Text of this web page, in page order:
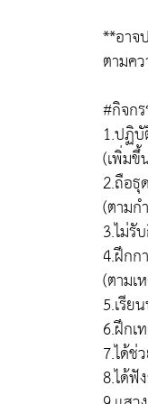
**อาจ
ตามค
#กิจก
1.ปฏิ
(เพิ่มขึ้
2.ถือธุ
(ตามก
3.ไม่รั
4.ฝึกก
(ตามเ
5.เรีย
6.ฝึกเ
7.ได้ช่
8.ได้ฟั